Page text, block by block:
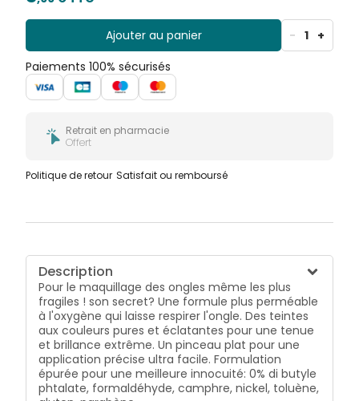
Ajouter au panier - 1 +
Paiements 100% sécurisés
Retrait en pharmacie
Offert
Politique de retour Satisfait ou remboursé
Description
Pour le maquillage des ongles même les plus
fragiles ! son secret? Une formule plus perméable
à l'oxygène qui laisse respirer l'ongle. Des teintes
aux couleurs pures et éclatantes pour une tenue
et brillance extrême. Un pinceau plat pour une
application précise ultra facile. Formulation
épurée pour une meilleure innocuité: 0% di butyle
phtalate, formaldéhyde, camphre, nickel, toluène,